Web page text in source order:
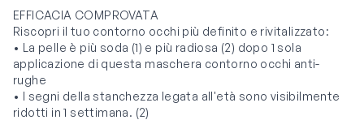
EFFICACIA COMPROVATA
Riscopri il tuo contorno occhi più definito e rivitalizzato:
• La pelle è più soda (1) e più radiosa (2) dopo 1 sola
applicazione di questa maschera contorno occhi anti-
rughe
• I segni della stanchezza legata all'età sono visibilmente
ridotti in 1 settimana. (2)